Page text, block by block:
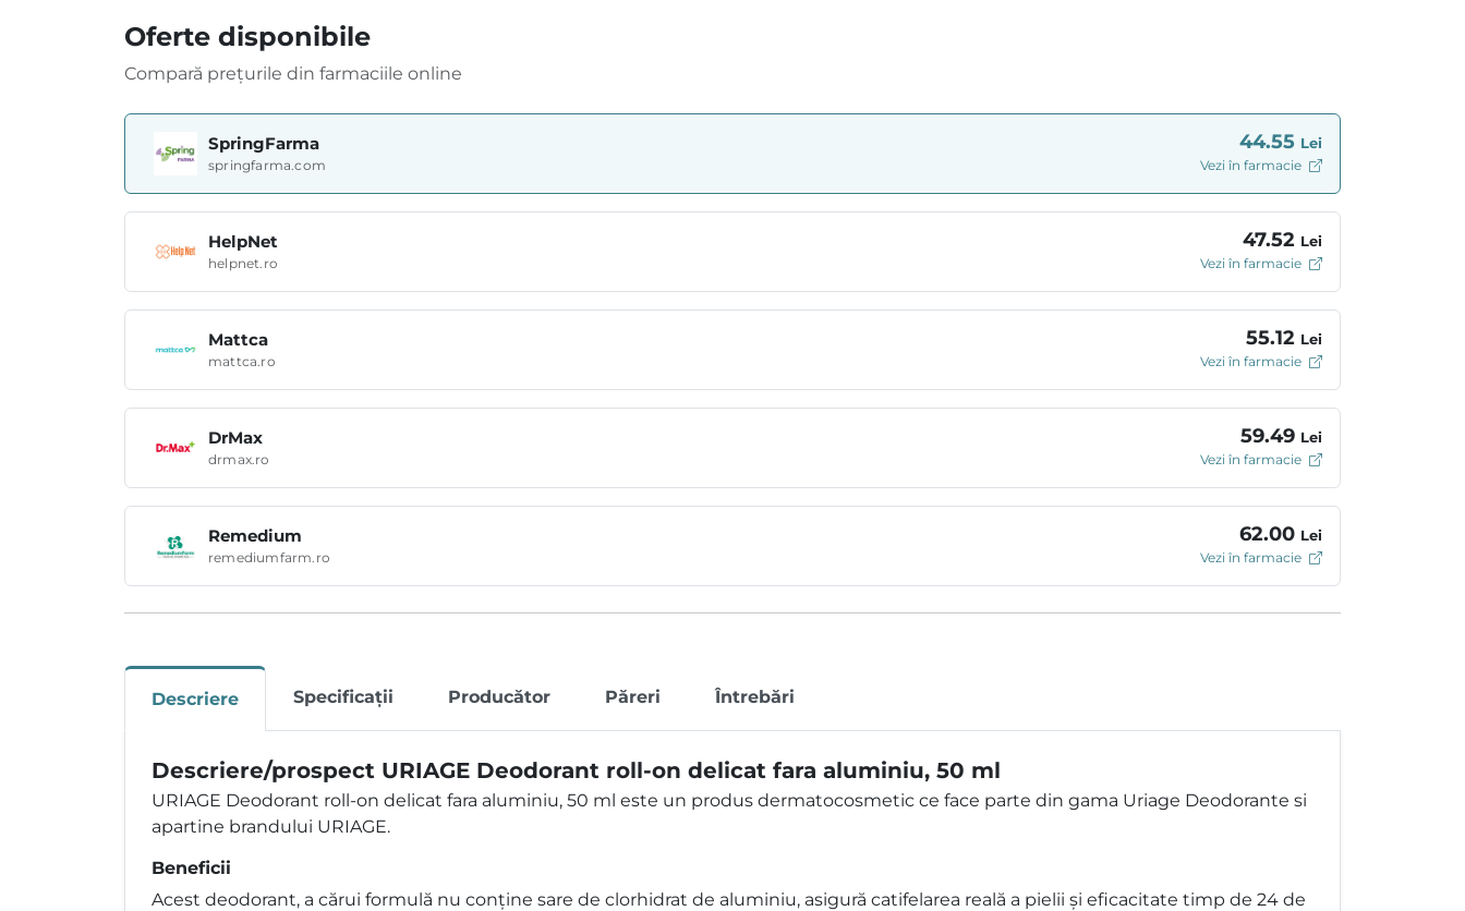
Oferte disponibile
Compară prețurile din farmaciile online
SpringFarma
springfarma.com
44.55 Lei
Vezi în farmacie
HelpNet
helpnet.ro
47.52 Lei
Vezi în farmacie
Mattca
mattca.ro
55.12 Lei
Vezi în farmacie
DrMax
drmax.ro
59.49 Lei
Vezi în farmacie
Remedium
remediumfarm.ro
62.00 Lei
Vezi în farmacie
Descriere Specificații Producător Păreri Întrebări
Descriere/prospect URIAGE Deodorant roll-on delicat fara aluminiu, 50 ml
URIAGE Deodorant roll-on delicat fara aluminiu, 50 ml este un produs dermatocosmetic ce face parte din gama Uriage Deodorante si
apartine brandului URIAGE.
Beneficii
Acest deodorant, a cărui formulă nu conține sare de clorhidrat de aluminiu, asigură catifelarea reală a pielii și eficacitate timp de 24 de